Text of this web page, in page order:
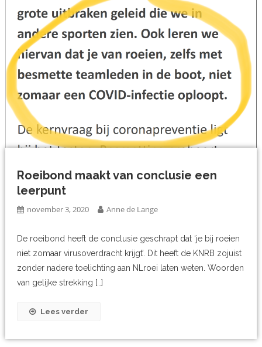
Roeibond maakt van conclusie een
leerpunt
november 3, 2020 Anne de Lange
De roeibond heeft de conclusie geschrapt dat ‘je bij roeien
niet zomaar virusoverdracht krijgt’. Dit heeft de KNRB zojuist
zonder nadere toelichting aan NLroei laten weten. Woorden
van gelijke strekking […]
Lees verder